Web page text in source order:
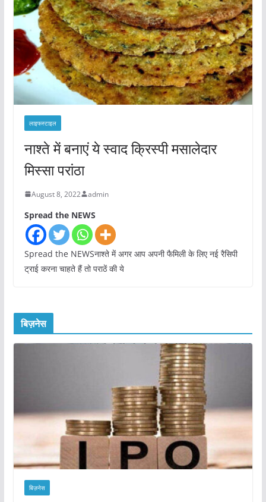
लाइफस्टाइल
नाश्ते में बनाएं ये स्वाद क्रिस्पी मसालेदार
मिस्सा परांठा
August 8, 2022 admin
Spread the NEWS
Spread the NEWSनाश्ते में अगर आप अपनी फैमिली के लिए नई रैसिपी
ट्राई करना चाहते हैं तो पराठें की ये
बिज़नेस
बिज़नेस